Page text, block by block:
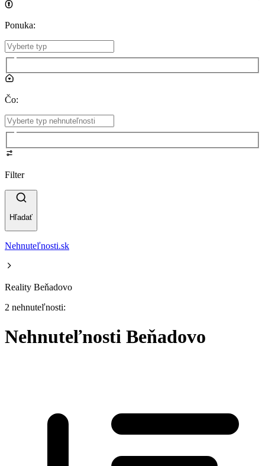
Ponuka:
Čo:
Filter
Hľadať
Nehnuteľnosti.sk
Reality Beňadovo
2 nehnuteľnosti:
Nehnuteľnosti Beňadovo